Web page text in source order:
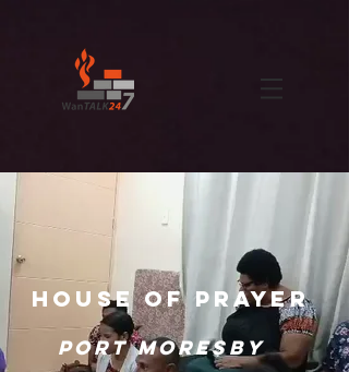
HOUSE OF PRAYER
PORT MORESBY